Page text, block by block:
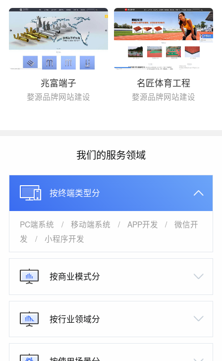
兆富端子
婺源品牌网站建设
名匠体育工程
婺源品牌网站建设
我们的服务领域
按终端类型分
PC端系统 / 移动端系统 / APP开发 /
微信开
发
/ 小程序开发
按商业模式分
按行业领域分